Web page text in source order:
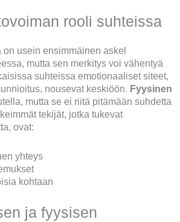
rooli suhteissa
usein ensimmäinen askel
mutta sen merkitys voi vähentyä
suhteissa emotionaaliset siteet,
nousevat keskiöön. Fyysinen
mutta se ei riitä pitämään suhdetta
tekijät, jotka tukevat
ovat:
yhteys
kohtaan
ja fyysisen